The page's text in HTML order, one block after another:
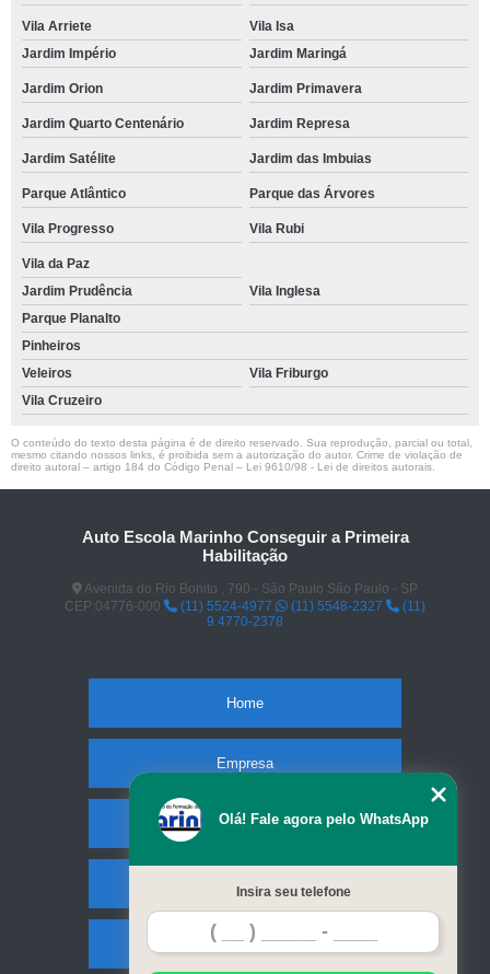
Vila Arriete
Vila Isa
Jardim Império
Jardim Maringá
Jardim Orion Jardim Primavera
Jardim Quarto Centenário Jardim Represa
Jardim Satélite Jardim das Imbuias
Parque Atlântico Parque das Árvores
Vila Progresso Vila Rubi
Vila da Paz
Jardim Prudência
Vila Inglesa
Parque Planalto
Pinheiros
Veleiros
Vila Friburgo
Vila Cruzeiro
O conteúdo do texto desta página é de direito reservado. Sua reprodução, parcial ou total,
mesmo citando nossos links, é proibida sem a autorização do autor. Crime de violação de
direito autoral – artigo 184 do Código Penal – Lei 9610/98 - Lei de direitos autorais
Auto Escola Marinho Conseguir a Primeira
Habilitação
Avenida do Rio Bonito , 790 - São Paulo São Paulo - SP
CEP:04776-000
(11) 5524-4977 (11) 5548-2327
(11)
9.4770-2378
Home
Empresa
Missão
Serviços
Contato
Olá! Fale agora pelo WhatsApp
Insira seu telefone